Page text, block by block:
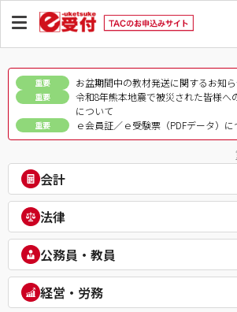
重要 お盆期間中の教材発送に関するお知
重要
令和8年熊本地震で被災された皆様へ
について
重要 ｅ会員証／ｅ受験票（PDFデータ）に
会計
公認会計士
税理士
簿記検定（日商・全経上級）
ビジネス会計検定®
建設業経理士検定
IPO実務検定
財務報告実務検定
法律
司法書士
行政書士
弁理士
通関士
公務員・教員
公務員（地方上級・市役所・国家一般職）
理系公務員（技術職）
経営・労務